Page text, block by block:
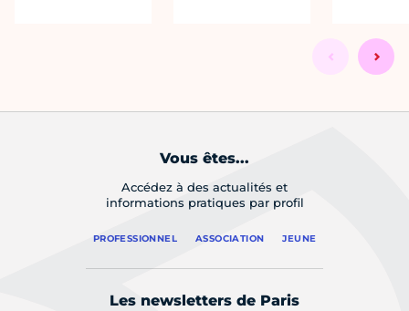
Vous êtes...
Accédez à des actualités et
informations pratiques par profil
PROFESSIONNEL ASSOCIATION JEUNE
Les newsletters de Paris